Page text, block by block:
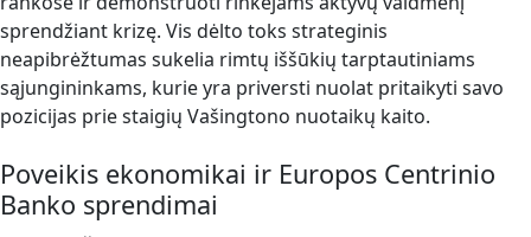
sprendžiant krizę. Vis dėlto toks strateginis
neapibrėžtumas sukelia rimtų iššūkių tarptautiniams
sąjungininkams, kurie yra priversti nuolat pritaikyti savo
pozicijas prie staigių Vašingtono nuotaikų kaito.
Poveikis ekonomikai ir Europos Centrinio
Banko sprendimai